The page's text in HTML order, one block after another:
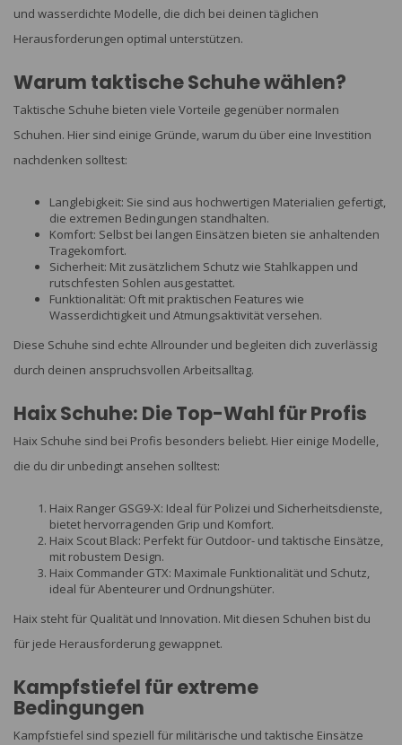
und wasserdichte Modelle, die dich bei deinen täglichen
Herausforderungen optimal unterstützen.
Warum taktische Schuhe wählen?
Taktische Schuhe bieten viele Vorteile gegenüber normalen
Schuhen. Hier sind einige Gründe, warum du über eine Investition
nachdenken solltest:
Langlebigkeit: Sie sind aus hochwertigen Materialien gefertigt,
die extremen Bedingungen standhalten.
Komfort: Selbst bei langen Einsätzen bieten sie anhaltenden
Tragekomfort.
Sicherheit: Mit zusätzlichem Schutz wie Stahlkappen und
rutschfesten Sohlen ausgestattet.
Funktionalität: Oft mit praktischen Features wie
Wasserdichtigkeit und Atmungsaktivität versehen.
Diese Schuhe sind echte Allrounder und begleiten dich zuverlässig
durch deinen anspruchsvollen Arbeitsalltag.
Haix Schuhe: Die Top-Wahl für Profis
Haix Schuhe sind bei Profis besonders beliebt. Hier einige Modelle,
die du dir unbedingt ansehen solltest:
Haix Ranger GSG9-X: Ideal für Polizei und Sicherheitsdienste,
bietet hervorragenden Grip und Komfort.
Haix Scout Black: Perfekt für Outdoor- und taktische Einsätze,
mit robustem Design.
Haix Commander GTX: Maximale Funktionalität und Schutz,
ideal für Abenteurer und Ordnungshüter.
Haix steht für Qualität und Innovation. Mit diesen Schuhen bist du
für jede Herausforderung gewappnet.
Kampfstiefel für extreme
Bedingungen
Kampfstiefel sind speziell für militärische und taktische Einsätze